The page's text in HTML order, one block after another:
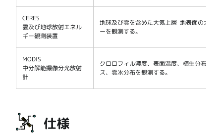
CERES
雲及び地球放射エネル
ギー観測装置
地球及び雲を含めた大気上層-地表面の大気
ーを観測する。
MODIS
中分解能撮像分光放射
計
クロロフィル濃度、表面温度、植生分布、植
ス、雲氷分布を観測する。
仕様